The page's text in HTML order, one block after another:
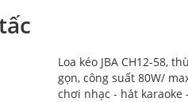
Loa kéo JBA CH12-58,
gọn, công suất 80W/
chơi nhạc - hát karaoke